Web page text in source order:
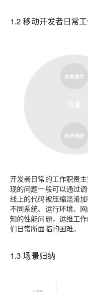
1.2 移动开发者日常
开发者日常的工作职责
现的问题一般可以通过
线上的代码被压缩混淆
不同系统、运行环境、
知的性能问题，运维工
们日常所面临的困难。
1.3 场景归纳